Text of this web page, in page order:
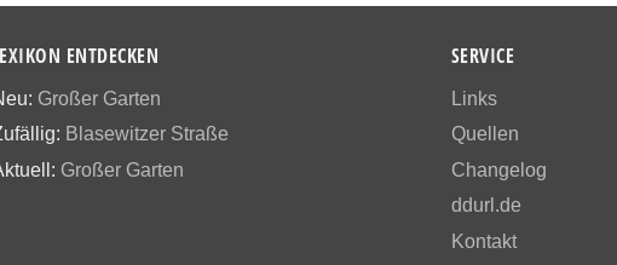
ENTDECKEN
Großer Garten
Blasewitzer Straße
Großer Garten
SERVICE
Links
Quellen
Changelog
ddurl.de
Kontakt